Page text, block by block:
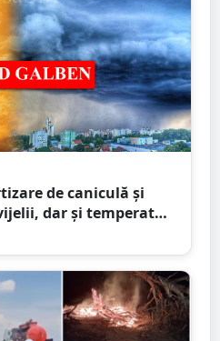
de caniculă și
dar și temperaturi